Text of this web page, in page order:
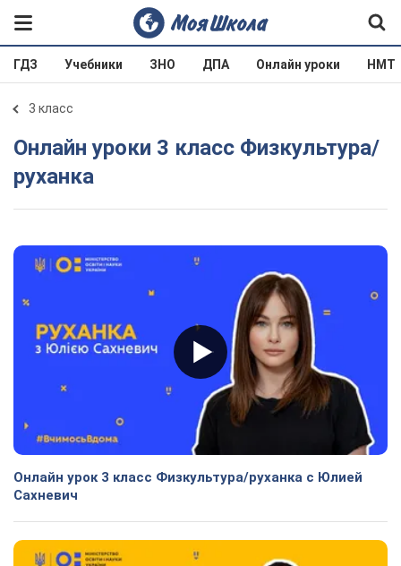
ГДЗ Учебники ЗНО ДПА Онлайн уроки НМТ
3 класс
Онлайн уроки 3 класс Физкультура/
руханка
Онлайн урок 3 класс Физкультура/руханка с Юлией
Сахневич